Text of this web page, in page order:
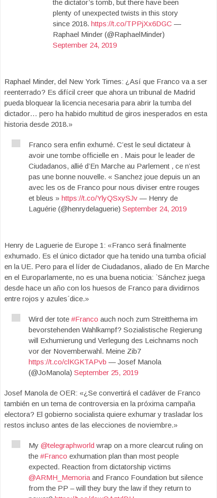
the dictator’s tomb, but there have been
plenty of unexpected twists in this story
since 2018. https://t.co/TPPjXx6DGC —
Raphael Minder (@RaphaelMinder)
September 24, 2019
Raphael Minder, del New York Times: ¿Así que Franco va a ser
reenterrado? Es difícil creer que ahora un tribunal de Madrid
pueda bloquear la licencia necesaria para abrir la tumba del
dictador… pero ha habido multitud de giros inesperados en esta
historia desde 2018.»
Franco sera enfin exhumé. C’est le seul dictateur à
avoir une tombe officielle en . Mais pour le leader de
Ciudadanos, allié d’En Marche au Parlement , ce n’est
pas une bonne nouvelle. « Sanchez joue depuis un an
avec les os de Franco pour nous diviser entre rouges
et bleus » https://t.co/YlyQSxySJv — Henry de
Laguérie (@henrydelaguerie) September 24, 2019
Henry de Laguerie de Europe 1: «Franco será finalmente
exhumado. Es el único dictador que ha tenido una tumba oficial
en la UE. Pero para el líder de Ciudadanos, aliado de En Marche
en el Europarlamente, no es una buena noticia: `Sánchez juega
desde hace un año con los huesos de Franco para dividirnos
entre rojos y azules´dice.»
Wird der tote #Franco auch noch zum Streitthema im
bevorstehenden Wahlkampf? Sozialistische Regierung
will Exhumierung und Verlegung des Leichnams noch
vor der Novemberwahl. Meine Zib7
https://t.co/clKGKTAPvb — Josef Manola
(@JoManola) September 25, 2019
Josef Manola de OER: «¿Se convertirá el cadáver de Franco
también en un tema de controversia en la próxima campaña
electora? El gobierno socialista quiere exhumar y trasladar los
restos incluso antes de las elecciones de noviembre.»
My @telegraphworld wrap on a more clearcut ruling on
the #Franco exhumation plan than most people
expected. Reaction from dictatorship victims
@ARMH_Memoria and Franco Foundation but silence
from the PP – will they bury the law if they return to